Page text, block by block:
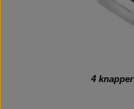
4 knapper